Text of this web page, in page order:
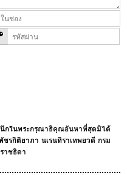
กในพระกรุณาธิคุณอันหาที่สุดมิได้
ชรกิติยาภา นเรนทิราเทพยวดี กรม
าชธิดา